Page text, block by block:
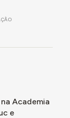
Academia
e